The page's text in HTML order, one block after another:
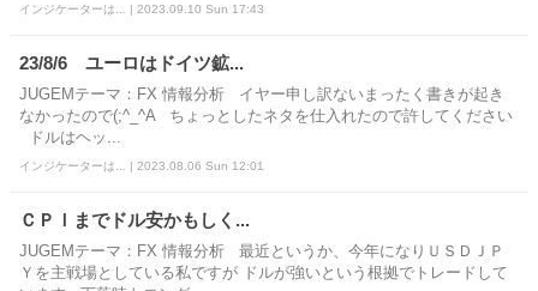
インジケーターは... | 2023.09.10 Sun 17:43
23/8/6 ユーロはドイツ鉱...
JUGEMテーマ：FX 情報分析 イヤー申し訳ないまったく書きが起き
なかったので(;^_^A ちょっとしたネタを仕入れたので許してください
ドルはヘッ...
インジケーターは... | 2023.08.06 Sun 12:01
ＣＰＩまでドル安かもしく...
JUGEMテーマ：FX 情報分析 最近というか、今年になりＵＳＤＪＰ
Ｙを主戦場としている私ですが ドルが強いという根拠でトレードして